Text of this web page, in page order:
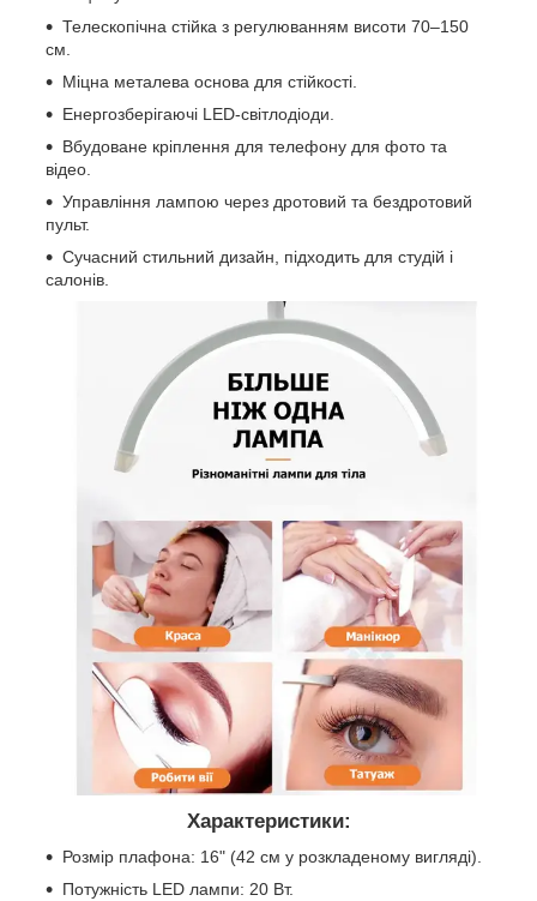
Телескопічна стійка з регулюванням висоти 70–150
см.
Міцна металева основа для стійкості.
Енергозберігаючі LED‑світлодіоди.
Вбудоване кріплення для телефону для фото та
відео.
Управління лампою через дротовий та бездротовий
пульт.
Сучасний стильний дизайн, підходить для студій і
салонів.
Характеристики:
Розмір плафона: 16" (42 см у розкладеному вигляді).
Потужність LED лампи: 20 Вт.